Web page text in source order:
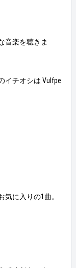
音楽を聴きま
イチオシは Vulfpe
に入りの1曲。